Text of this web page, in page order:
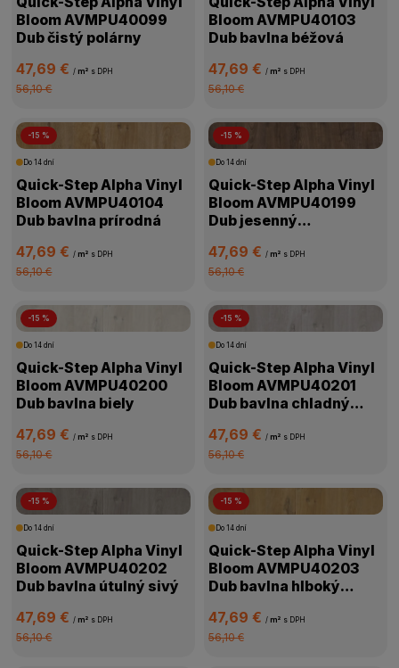
Bloom AVMPU40099
Dub čistý polárny
47,69 €/ m² s DPH
56,10 €
Bloom AVMPU40103
Dub bavlna béžová
47,69 € / m² s DPH
56,10 €
-15 %
Do 14 dní
Quick-Step Alpha Vinyl
Bloom AVMPU40104
Dub bavlna prírodná
47,69 €/ m² s DPH
56,10 €
-15 %
Do 14 dní
Quick-Step Alpha Vinyl
Bloom AVMPU40199
Dub jesenný
47,69 € / m² s DPH
56,10 €
-15 %
Do 14 dní
Quick-Step Alpha Vinyl
Bloom AVMPU40200
Dub bavlna biely
47,69 €/ m² s DPH
56,10 €
-15 %
Do 14 dní
Quick-Step Alpha Vinyl
Bloom AVMPU40201
Dub bavlna chladný
47,69 € / m² s DPH
56,10 €
-15 %
Do 14 dní
Quick-Step Alpha Vinyl
Bloom AVMPU40202
Dub bavlna útulný sivý
47,69 €/ m² s DPH
56,10 €
-15 %
Do 14 dní
Quick-Step Alpha Vinyl
Bloom AVMPU40203
Dub bavlna hlboký
47,69 € / m² s DPH
56,10 €